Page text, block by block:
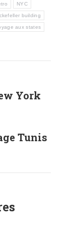
NYC
building
aux states
York
Tunis